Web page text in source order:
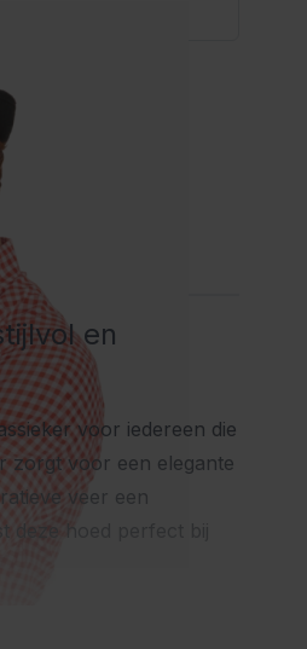
en
voor iedereen die
zorgt voor een elegante
veer een